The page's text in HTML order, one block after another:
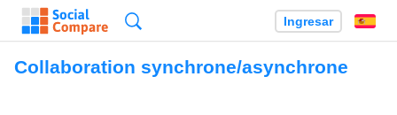
Ingresar
Collaboration synchrone/asynchrone